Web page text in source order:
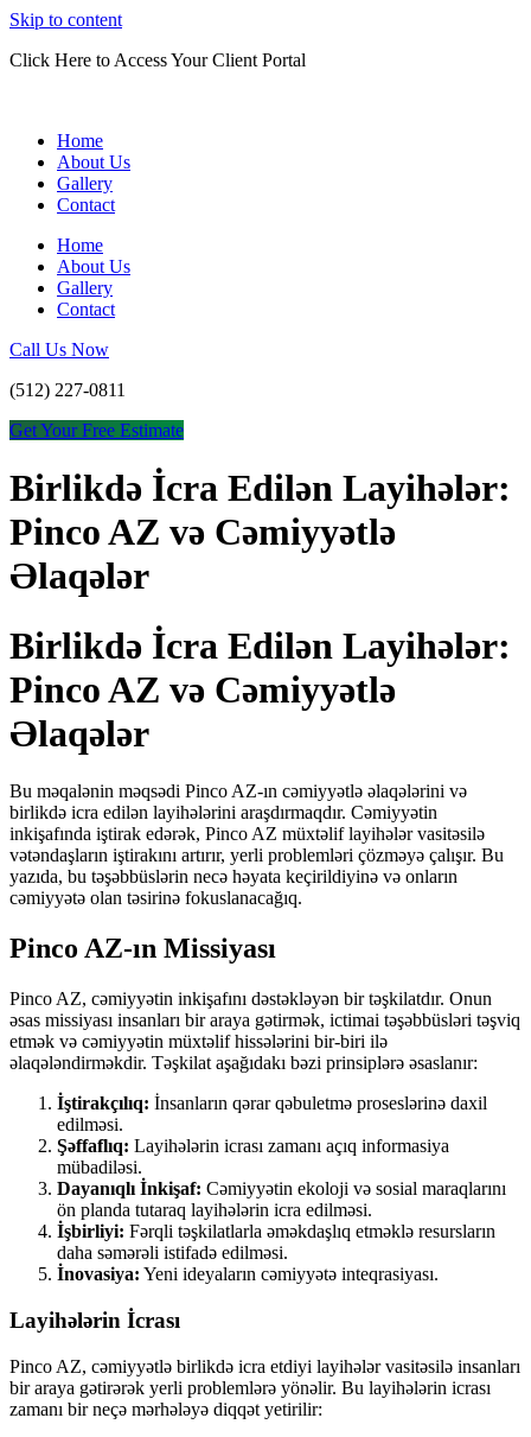
Skip to content
Click Here to Access Your Client Portal
Home
About Us
Gallery
Contact
Home
About Us
Gallery
Contact
Call Us Now
(512) 227-0811
Get Your Free Estimate
Birlikdə İcra Edilən Layihələr:
Pinco AZ və Cəmiyyətlə
Əlaqələr
Birlikdə İcra Edilən Layihələr:
Pinco AZ və Cəmiyyətlə
Əlaqələr
Bu məqalənin məqsədi Pinco AZ-ın cəmiyyətlə əlaqələrini və
birlikdə icra edilən layihələrini araşdırmaqdır. Cəmiyyətin
inkişafında iştirak edərək, Pinco AZ müxtəlif layihələr vasitəsilə
vətəndaşların iştirakını artırır, yerli problemləri çözməyə çalışır. Bu
yazıda, bu təşəbbüslərin necə həyata keçirildiyinə və onların
cəmiyyətə olan təsirinə fokuslanacağıq.
Pinco AZ-ın Missiyası
Pinco AZ, cəmiyyətin inkişafını dəstəkləyən bir təşkilatdır. Onun
əsas missiyası insanları bir araya gətirmək, ictimai təşəbbüsləri təşviq
etmək və cəmiyyətin müxtəlif hissələrini bir-biri ilə
əlaqələndirməkdir. Təşkilat aşağıdakı bəzi prinsiplərə əsaslanır:
İştirakçılıq: İnsanların qərar qəbuletmə proseslərinə daxil
edilməsi.
Şəffaflıq: Layihələrin icrası zamanı açıq informasiya
mübadiləsi.
Dayanıqlı İnkişaf: Cəmiyyətin ekoloji və sosial maraqlarını
ön planda tutaraq layihələrin icra edilməsi.
İşbirliyi: Fərqli təşkilatlarla əməkdaşlıq etməklə resursların
daha səmərəli istifadə edilməsi.
İnovasiya: Yeni ideyaların cəmiyyətə inteqrasiyası.
Layihələrin İcrası
Pinco AZ, cəmiyyətlə birlikdə icra etdiyi layihələr vasitəsilə insanları
bir araya gətirərək yerli problemlərə yönəlir. Bu layihələrin icrası
zamanı bir neçə mərhələyə diqqət yetirilir: